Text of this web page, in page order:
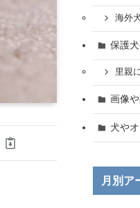
海外
保護
里親
画像
犬や
月別ア